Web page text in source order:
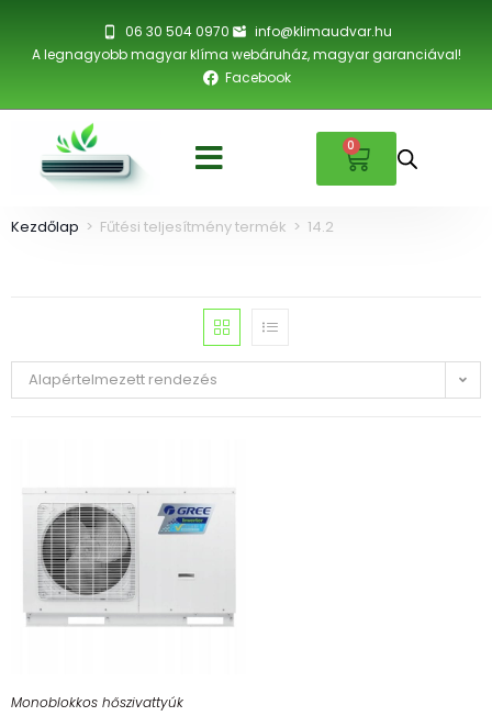
06 30 504 0970
info@klimaudvar.hu
A legnagyobb magyar klíma webáruház, magyar garanciával!
Facebook
0
Kezdőlap > Fűtési teljesítmény termék > 14.2
Alapértelmezett rendezés
Monoblokkos hőszivattyúk